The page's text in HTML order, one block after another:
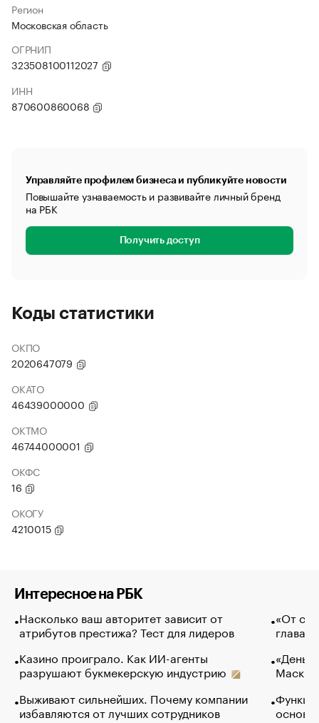
Регион
Московская область
ОГРНИП
323508100112027
ИНН
870600860068
Управляйте профилем бизнеса и публикуйте новости
Повышайте узнаваемость и развивайте личный бренд
на РБК
Получить доступ
Коды статистики
ОКПО
2020647079
ОКАТО
46439000000
ОКТМО
46744000001
ОКФС
16
ОКОГУ
4210015
Интересное на РБК
Насколько ваш авторитет зависит от
атрибутов престижа? Тест для лидеров
Казино проиграло. Как ИИ-агенты
разрушают букмекерскую индустрию
Выживают сильнейших. Почему компании
избавляются от лучших сотрудников
«От
глава
Маск в
основ